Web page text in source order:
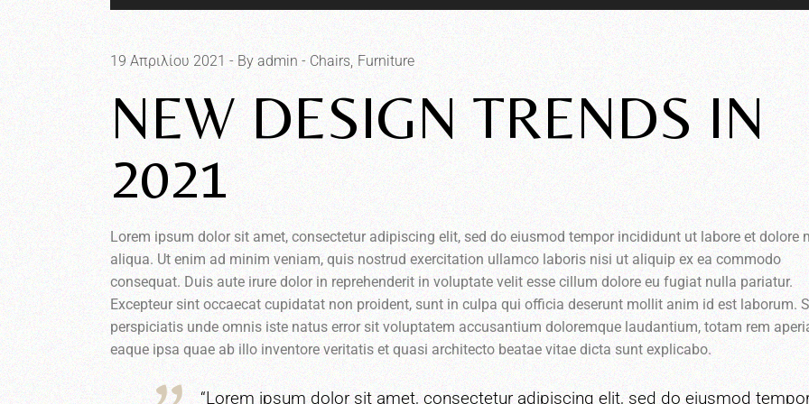
Αναπαραγωγής
Ήχου
τα
για
να
ή
να
19 Απριλίου 2021 By admin Chairs Furniture
NEW DESIGN TRENDS IN
2021
Lorem ipsum dolor sit amet, consectetur adipiscing elit, sed do eiusmod tempor incididunt ut labore et dolore
aliqua. Ut enim ad minim veniam, quis nostrud exercitation ullamco laboris nisi ut aliquip ex ea commodo
consequat. Duis aute irure dolor in reprehenderit in voluptate velit esse cillum dolore eu fugiat nulla pariatur.
Excepteur sint occaecat cupidatat non proident, sunt in culpa qui officia deserunt mollit anim id est laborum.
perspiciatis unde omnis iste natus error sit voluptatem accusantium doloremque laudantium, totam rem
eaque ipsa quae ab illo inventore veritatis et quasi architecto beatae vitae dicta sunt explicabo.
“Lorem ipsum dolor sit amet, consectetur adipiscing elit, sed do eiusmod